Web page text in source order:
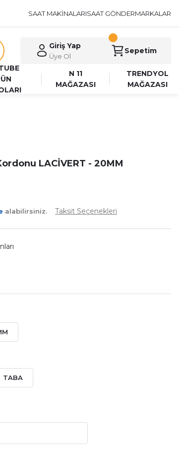
SAAT MAKİNALARISAAT GÖNDERMARKALAR
Giriş Yap
Üye Ol
Sepetim
N 11
MAĞAZASI
TRENDYOL
MAĞAZASI
LACİVERT - 20MM
alabilirsiniz. Taksit Seçenekleri
TABA